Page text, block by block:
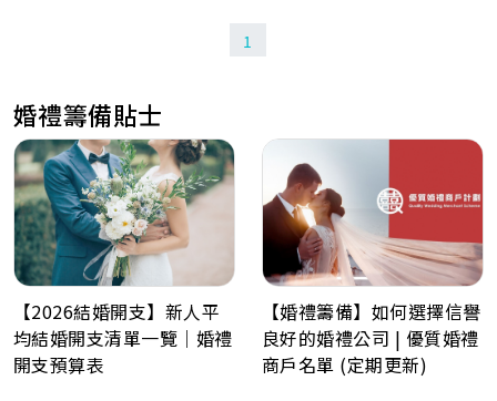
1
婚禮籌備貼士
【2026結婚開支】新人平
均結婚開支清單一覽｜婚禮
開支預算表
【婚禮籌備】如何選擇信譽
良好的婚禮公司 | 優質婚禮
商戶名單 (定期更新)